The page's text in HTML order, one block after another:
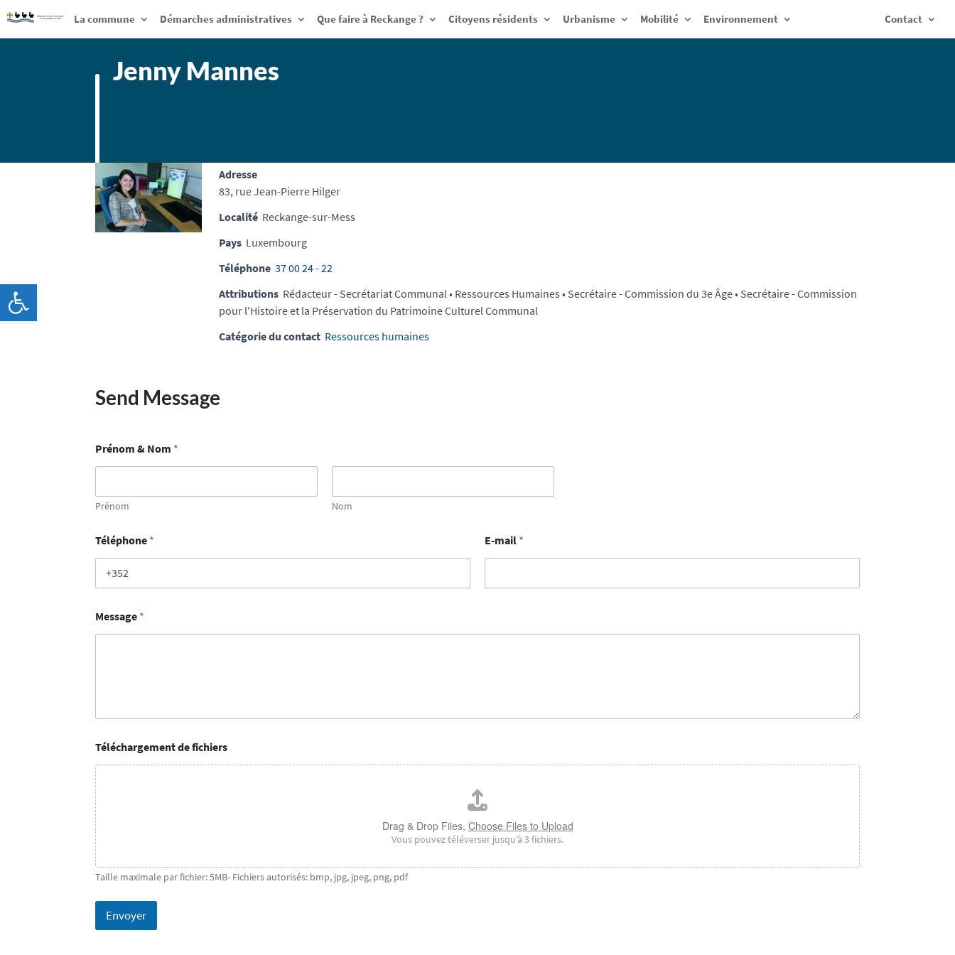
La commune Démarches administratives Que faire à Reckange ? Citoyens résidents Urbanisme Mobilité Environnement Contact
Jenny Mannes
Adresse
83, rue Jean-Pierre Hilger
Localité Reckange-sur-Mess
Pays Luxembourg
Téléphone 37 00 24 - 22
Attributions Rédacteur - Secrétariat Communal • Ressources Humaines • Secrétaire - Commission du 3e Âge • Secrétaire - Commission
pour l'Histoire et la Préservation du Patrimoine Culturel Communal
Catégorie du contact Ressources humaines
Send Message
Prénom & Nom *
Prénom Nom
Téléphone * E-mail *
Message *
Téléchargement de fichiers
Drag & Drop Files, Choose Files to Upload
Vous pouvez téléverser jusqu’à 3 fichiers.
Taille maximale par fichier: 5MB- Fichiers autorisés: bmp, jpg, jpeg, png, pdf
Envoyer
Ouvrir la barre d’outils